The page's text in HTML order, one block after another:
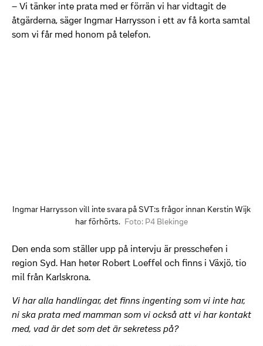
– Vi tänker inte prata med er förrän vi har vidtagit de
åtgärderna, säger Ingmar Harrysson i ett av få korta samtal
som vi får med honom på telefon.
Ingmar Harrysson vill inte svara på SVT:s frågor innan Kerstin Wijk
har förhörts. Foto: P4 Blekinge
Den enda som ställer upp på intervju är presschefen i
region Syd. Han heter Robert Loeffel och finns i Växjö, tio
mil från Karlskrona.
Vi har alla handlingar, det finns ingenting som vi inte har,
ni ska prata med mamman som vi också att vi har kontakt
med, vad är det som det är sekretess på?